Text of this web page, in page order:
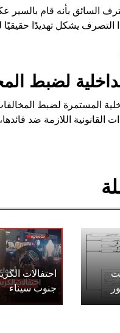
السائق بأنه قام
التصرف يشكل تهديدًا حقيقيًا
لضبط
المستمرة لضبط
القانونية اللازمة ضد
احتفالات
جنوب سيناء